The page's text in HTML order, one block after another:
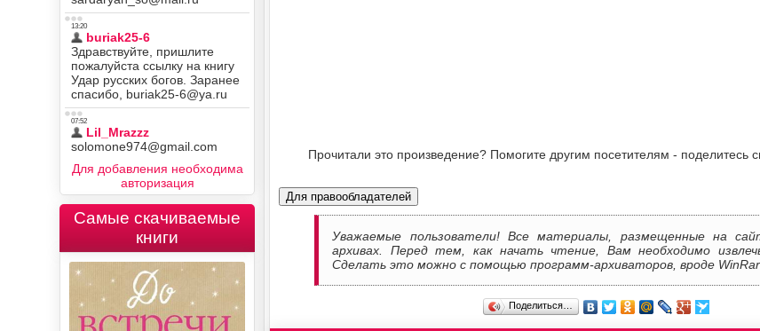
Прочитали это произведение? Помогите другим посетителям -
Для правообладателей
Уважаемые пользователи! Все материалы, размещенные на
архивах. Перед тем, как начать чтение, Вам необходимо
Сделать это можно с помощью программ-архиваторов, вроде WinRar
Поделиться…
Для добавления необходима
авторизация
Самые скачиваемые
книги